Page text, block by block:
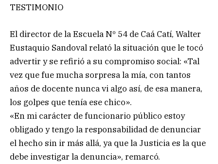
TESTIMONIO
El director de la Escuela Nº 54 de Caá Catí, Walter
Eustaquio Sandoval relató la situación que le tocó
advertir y se refirió a su compromiso social: «Tal
vez que fue mucha sorpresa la mía, con tantos
años de docente nunca vi algo así, de esa manera,
los golpes que tenía ese chico».
«En mi carácter de funcionario público estoy
obligado y tengo la responsabilidad de denunciar
el hecho sin ir más allá, ya que la Justicia es la que
debe investigar la denuncia», remarcó.